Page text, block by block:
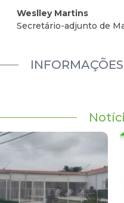
Weslley Martins
Secretário-adjunto de